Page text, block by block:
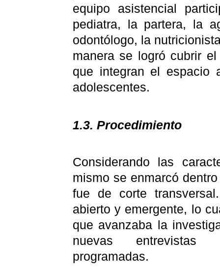
equipo asistencial
pediatra, la partera, la
odontólogo, la
manera se logró cubrir
que integran el espacio
adolescentes.
1.3. Procedimiento
Considerando las
mismo se enmarcó
fue de corte
abierto y emergente, lo
que avanzaba la
nuevas
programadas.